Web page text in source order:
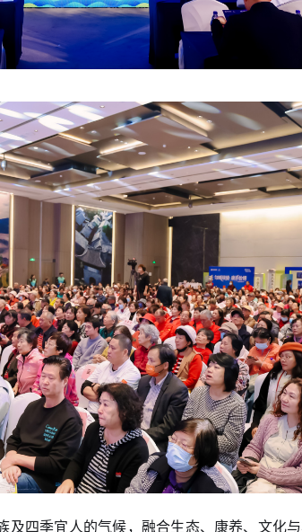
及四季宜人的气候，融合生态、康养、文化